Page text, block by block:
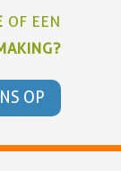
OF EEN
OP